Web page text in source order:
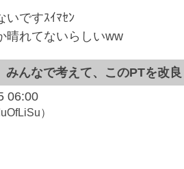
いですｽｲﾏｾﾝ
晴れてないらしいww
んなで考えて、このPTを改
06:00
）